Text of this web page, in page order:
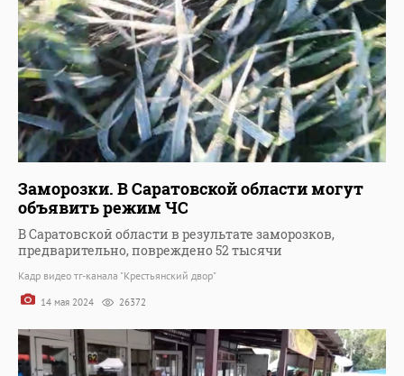
Заморозки. В Саратовской области могут
объявить режим ЧС
В Саратовской области в результате заморозков,
предварительно, повреждено 52 тысячи
Кадр видео тг-канала "Крестьянский двор"
14 мая 2024 26372